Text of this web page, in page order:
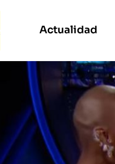
Actualidad